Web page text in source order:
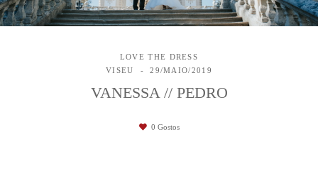
LOVE THE DRESS
VISEU
29/MAIO/2019
VANESSA // PEDRO
0 Gostos